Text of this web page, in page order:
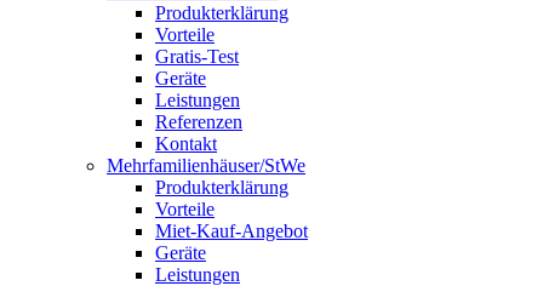
Produkterklärung
Vorteile
Gratis-Test
Geräte
Leistungen
Referenzen
Kontakt
Mehrfamilienhäuser/StWe
Produkterklärung
Vorteile
Miet-Kauf-Angebot
Geräte
Leistungen